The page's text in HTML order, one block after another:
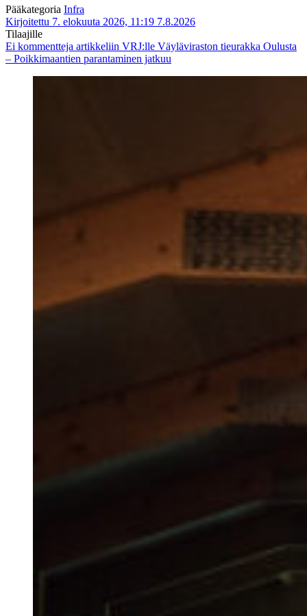
Pääkategoria Infra
Kirjoitettu 7. elokuuta 2026, 11:19 7.8.2026
Tilaajille
Ei kommentteja artikkeliin VRJ:lle Väyläviraston tieurakka Oulusta
– Poikkimaantien parantaminen jatkuu